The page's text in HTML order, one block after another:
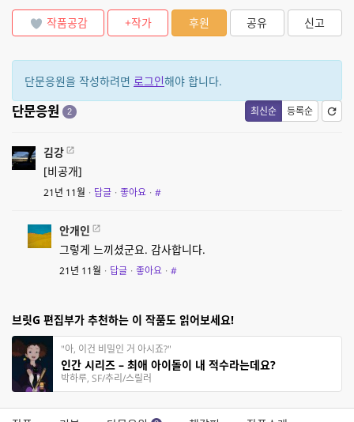
작품공감 +작가 후원 공유 신고
단문응원을 작성하려면 로그인해야 합니다.
최신순 등록순
단문응원 2
김강
[비공개]
21년 11월 · 답글 · 좋아요 · #
안개인
그렇게 느끼셨군요. 감사합니다.
21년 11월 · 답글 · 좋아요 · #
브릿G 편집부가 추천하는 이 작품도 읽어보세요!
"아, 이건 비밀인 거 아시죠?"
인간 시리즈 – 최애 아이돌이 내 적수라는데요?
박하루, SF/추리/스릴러